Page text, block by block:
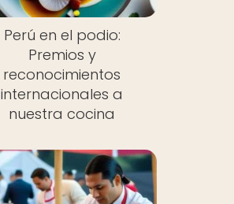
Perú en el podio:
Premios y
reconocimientos
internacionales a
nuestra cocina